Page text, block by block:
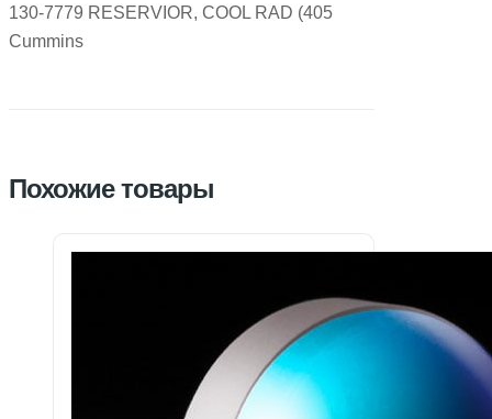
130-7779 RESERVIOR, COOL RAD (405
Cummins
Похожие товары